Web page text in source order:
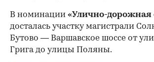
В номинации «Улично-дорожная
досталась участку магистрали
Бутово — Варшавское шоссе от
Грига до улицы Поляны.